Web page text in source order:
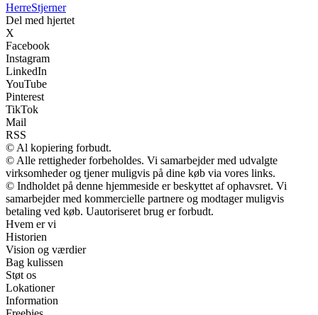
HerreStjerner
Del med hjertet
X
Facebook
Instagram
LinkedIn
YouTube
Pinterest
TikTok
Mail
RSS
© Al kopiering forbudt.
© Alle rettigheder forbeholdes. Vi samarbejder med udvalgte
virksomheder og tjener muligvis på dine køb via vores links.
© Indholdet på denne hjemmeside er beskyttet af ophavsret. Vi
samarbejder med kommercielle partnere og modtager muligvis
betaling ved køb. Uautoriseret brug er forbudt.
Hvem er vi
Historien
Vision og værdier
Bag kulissen
Støt os
Lokationer
Information